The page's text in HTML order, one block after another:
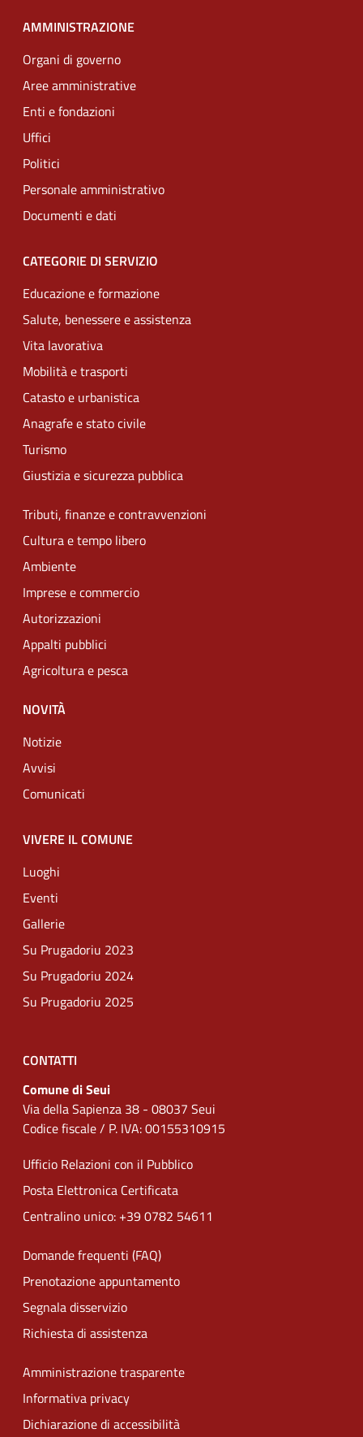
AMMINISTRAZIONE
Organi di governo
Aree amministrative
Enti e fondazioni
Uffici
Politici
Personale amministrativo
Documenti e dati
CATEGORIE DI SERVIZIO
Educazione e formazione
Salute, benessere e assistenza
Vita lavorativa
Mobilità e trasporti
Catasto e urbanistica
Anagrafe e stato civile
Turismo
Giustizia e sicurezza pubblica
Tributi, finanze e contravvenzioni
Cultura e tempo libero
Ambiente
Imprese e commercio
Autorizzazioni
Appalti pubblici
Agricoltura e pesca
NOVITÀ
Notizie
Avvisi
Comunicati
VIVERE IL COMUNE
Luoghi
Eventi
Gallerie
Su Prugadoriu 2023
Su Prugadoriu 2024
Su Prugadoriu 2025
CONTATTI
Comune di Seui
Via della Sapienza 38 - 08037 Seui
Codice fiscale / P. IVA: 00155310915
Ufficio Relazioni con il Pubblico
Posta Elettronica Certificata
Centralino unico: +39 0782 54611
Domande frequenti (FAQ)
Prenotazione appuntamento
Segnala disservizio
Richiesta di assistenza
Amministrazione trasparente
Informativa privacy
Dichiarazione di accessibilità